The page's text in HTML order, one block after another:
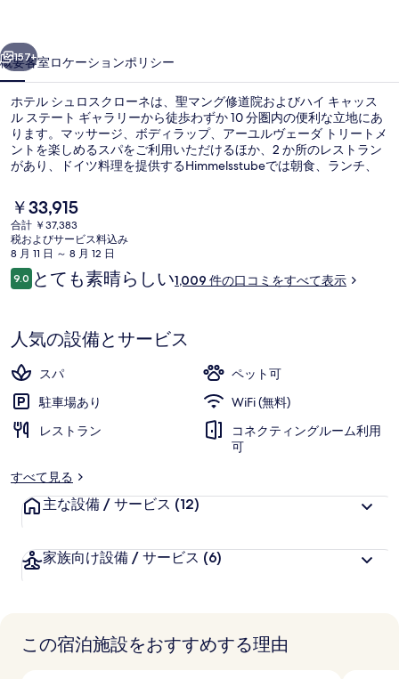
ク
ロ
ー
ネ
の
写
真
ギ
ャ
リ
ー
次へ
157+
概要客室ロケーションポリシー
ホテル シュロスクローネは、聖マング修道院およびハイ キャッス
ル ステート ギャラリーから徒歩わずか 10 分圏内の便利な立地にあ
ります。マッサージ、ボディラップ、アーユルヴェーダ トリートメ
ントを楽しめるスパをご利用いただけるほか、2 か所のレストラン
があり、ドイツ料理を提供するHimmelsstubeでは朝食、ランチ、
他設備にはバー / ラウンジ、フィットネスセンター、およびサウナ
があります。旅行者は親切なスタッフや朝食を高く評価していま
す。
現
在
の
料
金
は
す
￥33,915
合計 ￥37,383
税およびサービス料込み
8 月 11 日 ～ 8 月 12 日
口
コ
9.010段階中9.0
とても素晴らしい1,009 件の口コミをすべて表示
人気の設備とサービス
スパ
ペット可
駐車場あり
WiFi (無料)
レストラン
コネクティングルーム利用
可
すべて見る
主な設備 / サービス (12)
家族向け設備 / サービス (6)
この宿泊施設をおすすめする理由